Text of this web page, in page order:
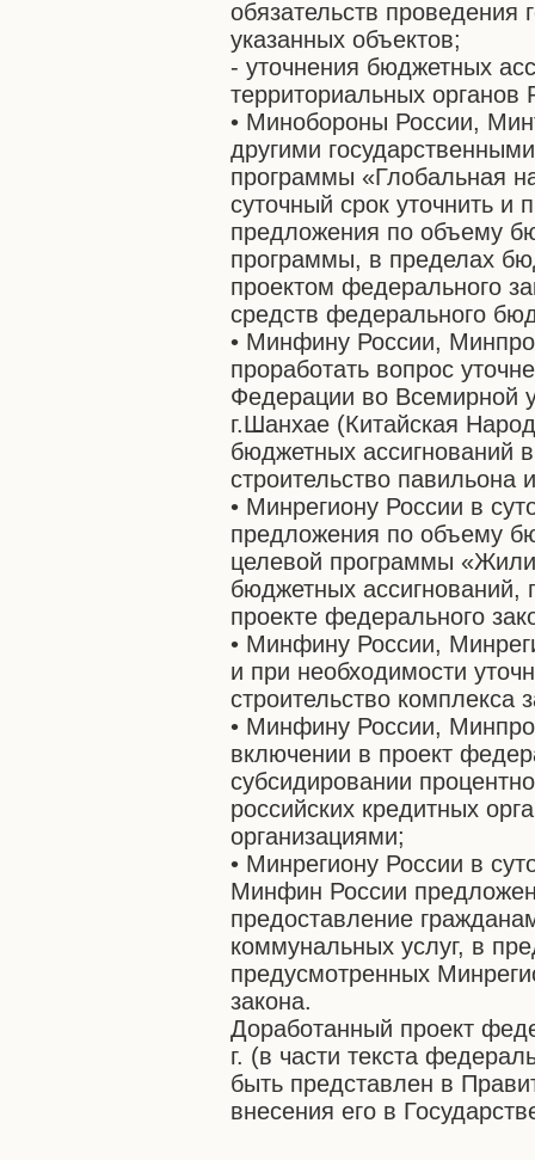
обязательств проведения
указанных объектов;
- уточнения бюджетных
территориальных органов
• Минобороны России,
другими
программы «Глобальная
суточный срок уточнить
предложения по объему
программы, в пределах
проектом федерального
средств федерального
• Минфину России,
проработать вопрос
Федерации во Всемирной
г.Шанхае (Китайская
бюджетных ассигнований
строительство павильона
• Минрегиону России в
предложения по объему
целевой программы
бюджетных ассигнований,
проекте федерального
• Минфину России,
и при необходимости
строительство комплекса
• Минфину России,
включении в проект
субсидировании
российских кредитных
организациями;
• Минрегиону России в
Минфин России
предоставление
коммунальных услуг, в
предусмотренных
закона.
Доработанный проект
г. (в части текста
быть представлен в
внесения его в